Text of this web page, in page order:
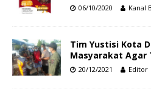
06/10/2020 Kanal
Tim Yustisi Kota
Masyarakat Agar
20/12/2021 Editor